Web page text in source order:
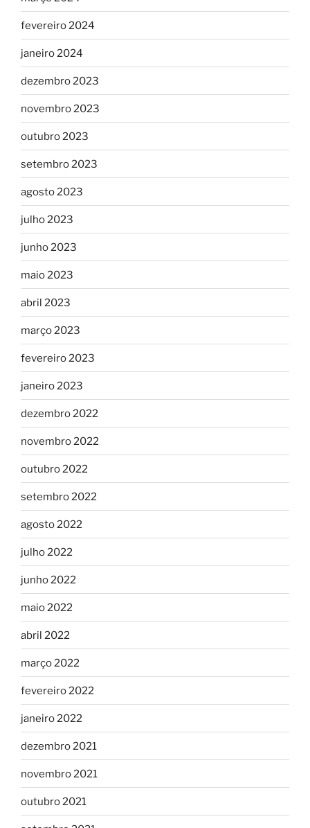
fevereiro 2024
janeiro 2024
dezembro 2023
novembro 2023
outubro 2023
setembro 2023
agosto 2023
julho 2023
junho 2023
maio 2023
abril 2023
março 2023
fevereiro 2023
janeiro 2023
dezembro 2022
novembro 2022
outubro 2022
setembro 2022
agosto 2022
julho 2022
junho 2022
maio 2022
abril 2022
março 2022
fevereiro 2022
janeiro 2022
dezembro 2021
novembro 2021
outubro 2021